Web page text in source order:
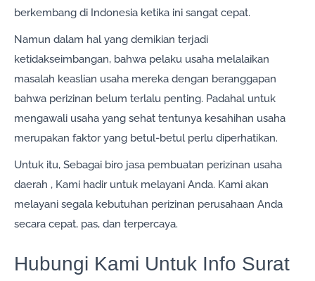
berkembang di Indonesia ketika ini sangat cepat.
Namun dalam hal yang demikian terjadi
ketidakseimbangan, bahwa pelaku usaha melalaikan
masalah keaslian usaha mereka dengan beranggapan
bahwa perizinan belum terlalu penting. Padahal untuk
mengawali usaha yang sehat tentunya kesahihan usaha
merupakan faktor yang betul-betul perlu diperhatikan.
Untuk itu, Sebagai biro jasa pembuatan perizinan usaha
daerah , Kami hadir untuk melayani Anda. Kami akan
melayani segala kebutuhan perizinan perusahaan Anda
secara cepat, pas, dan terpercaya.
Hubungi Kami Untuk Info Surat